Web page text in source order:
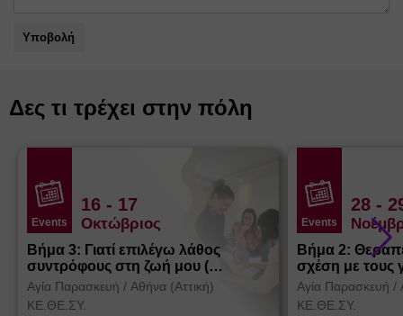
Υποβολή
Δες τι τρέχει στην πόλη
Events
16 - 17
Οκτώβριος
Βήμα 3: Γιατί επιλέγω λάθος
συντρόφους στη ζωή μου (
Θεσσαλονίκη)
Αγία Παρασκευή / Αθήνα (Αττική)
ΚΕ.ΘΕ.ΣΥ.
Events
28 -
Βήμα 2:
σχέση με τους
Αγία Παρασκευή /
ΚΕ.ΘΕ.ΣΥ.